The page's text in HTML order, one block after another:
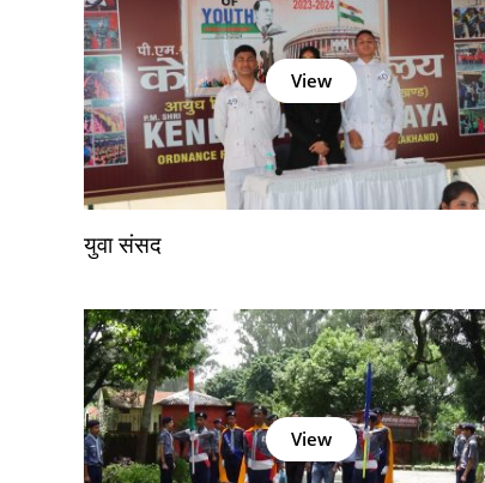
View
युवा संसद
View